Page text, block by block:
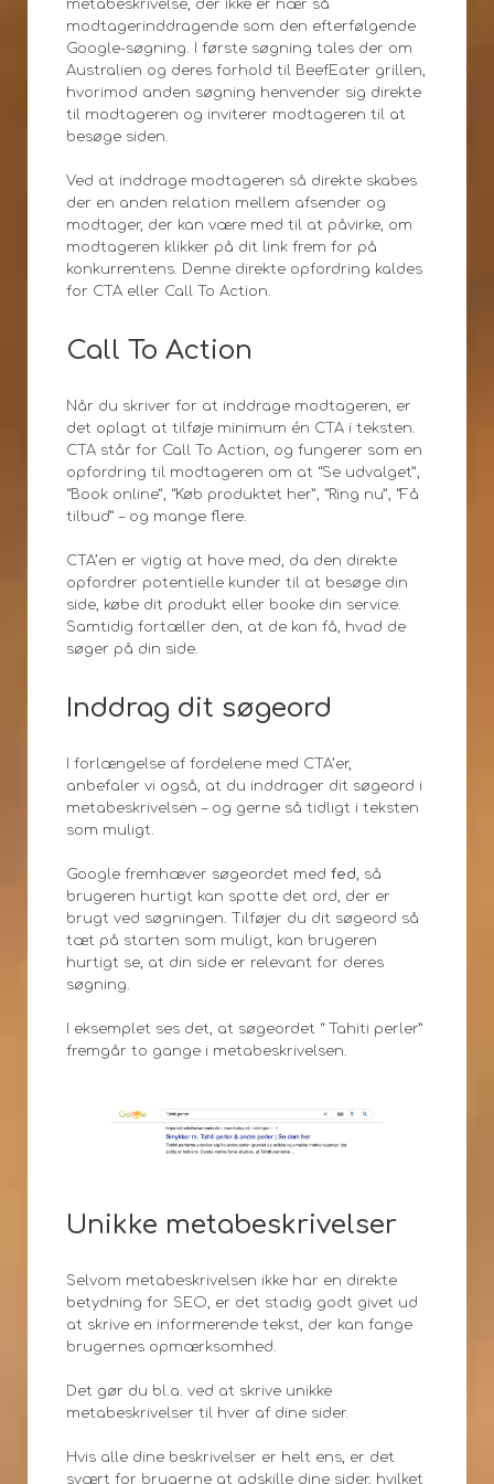
metabeskrivelse, der ikke er nær så
modtagerinddragende som den efterfølgende
Google-søgning. I første søgning tales der om
Australien og deres forhold til BeefEater grillen,
hvorimod anden søgning henvender sig direkte
til modtageren og inviterer modtageren til at
besøge siden.
Ved at inddrage modtageren så direkte skabes
der en anden relation mellem afsender og
modtager, der kan være med til at påvirke, om
modtageren klikker på dit link frem for på
konkurrentens. Denne direkte opfordring kaldes
for CTA eller Call To Action.
Call To Action
Når du skriver for at inddrage modtageren, er
det oplagt at tilføje minimum én CTA i teksten.
CTA står for Call To Action, og fungerer som en
opfordring til modtageren om at “Se udvalget”,
“Book online”, “Køb produktet her”, “Ring nu”, “Få
tilbud” – og mange flere.
CTA’en er vigtig at have med, da den direkte
opfordrer potentielle kunder til at besøge din
side, købe dit produkt eller booke din service.
Samtidig fortæller den, at de kan få, hvad de
søger på din side.
Inddrag dit søgeord
I forlængelse af fordelene med CTA’er,
anbefaler vi også, at du inddrager dit søgeord i
metabeskrivelsen – og gerne så tidligt i teksten
som muligt.
Google fremhæver søgeordet med fed , så
brugeren hurtigt kan spotte det ord, der er
brugt ved søgningen. Tilføjer du dit søgeord så
tæt på starten som muligt, kan brugeren
hurtigt se, at din side er relevant for deres
søgning.
I eksemplet ses det, at søgeordet “ Tahiti perler”
fremgår to gange i metabeskrivelsen.
Unikke metabeskrivelser
Selvom metabeskrivelsen ikke har en direkte
betydning for SEO, er det stadig godt givet ud
at skrive en informerende tekst, der kan fange
brugernes opmærksomhed.
Det gør du bl.a. ved at skrive unikke
metabeskrivelser til hver af dine sider.
Hvis alle dine beskrivelser er helt ens, er det
svært for brugerne at adskille dine sider, hvilket